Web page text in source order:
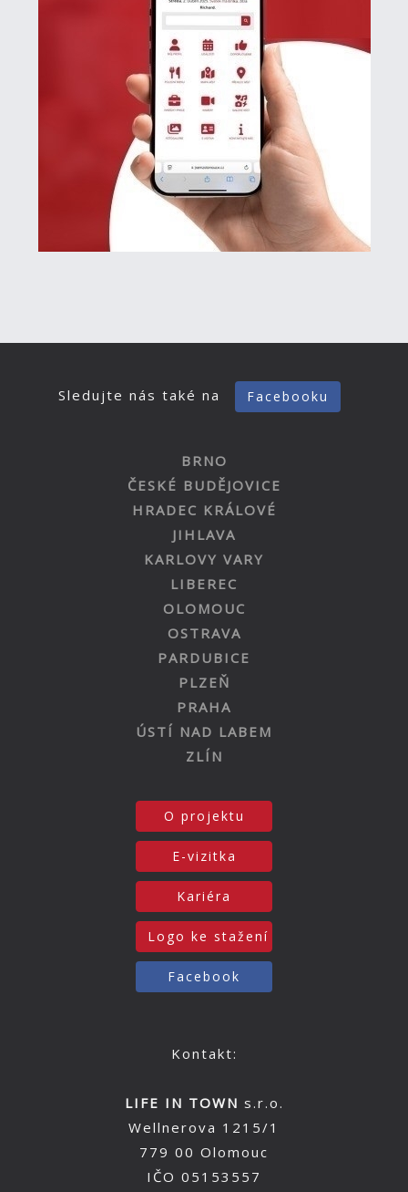
Sledujte nás také na Facebooku
BRNO
ČESKÉ BUDĚJOVICE
HRADEC KRÁLOVÉ
JIHLAVA
KARLOVY VARY
LIBEREC
OLOMOUC
OSTRAVA
PARDUBICE
PLZEŇ
PRAHA
ÚSTÍ NAD LABEM
ZLÍN
O projektu
E-vizitka
Kariéra
Logo ke stažení
Facebook
Kontakt:
LIFE IN TOWN s.r.o.
Wellnerova 1215/1
779 00 Olomouc
IČO 05153557